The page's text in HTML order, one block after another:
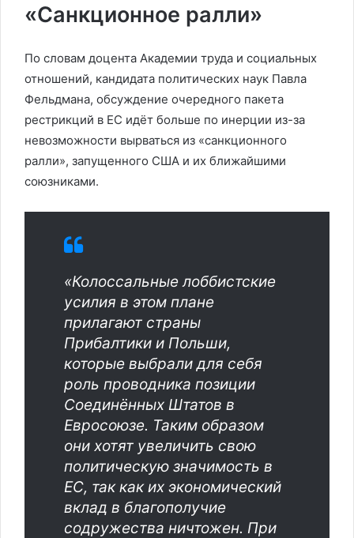
«Санкционное ралли»
По словам доцента Академии труда и социальных
отношений, кандидата политических наук Павла
Фельдмана, обсуждение очередного пакета
рестрикций в ЕС идёт больше по инерции из-за
невозможности вырваться из «санкционного
ралли», запущенного США и их ближайшими
союзниками.
«Колоссальные лоббистские
усилия в этом плане
прилагают страны
Прибалтики и Польши,
которые выбрали для себя
роль проводника позиции
Соединённых Штатов в
Евросоюзе. Таким образом
они хотят увеличить свою
политическую значимость в
ЕС, так как их экономический
вклад в благополучие
содружества ничтожен. При